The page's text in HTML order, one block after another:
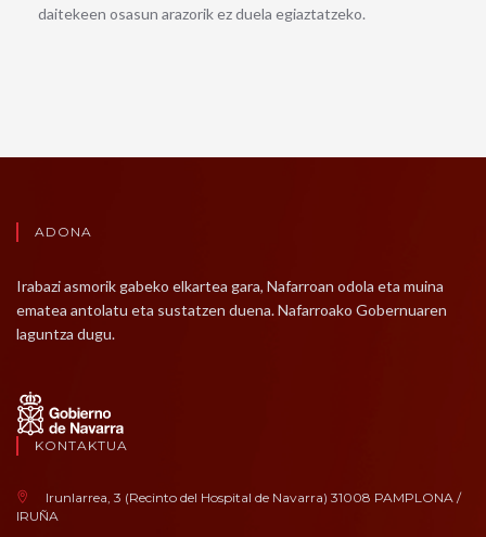
daitekeen osasun arazorik ez duela egiaztatzeko.
ADONA
Irabazi asmorik gabeko elkartea gara, Nafarroan odola eta muina
ematea antolatu eta sustatzen duena. Nafarroako Gobernuaren
laguntza dugu.
KONTAKTUA
Irunlarrea, 3 (Recinto del Hospital de Navarra) 31008 PAMPLONA /
IRUÑA